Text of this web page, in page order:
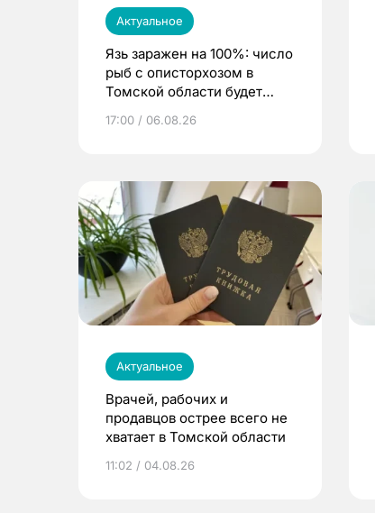
Актуальное
Язь заражен на 100%: число
рыб с описторхозом в
Томской области будет
17:00 / 06.08.26
Актуальное
Врачей, рабочих и
продавцов острее всего не
хватает в Томской области
11:02 / 04.08.26